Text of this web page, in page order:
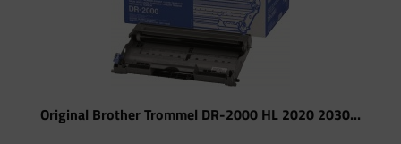
Original Brother Trommel DR-2000 HL 2020 2030...